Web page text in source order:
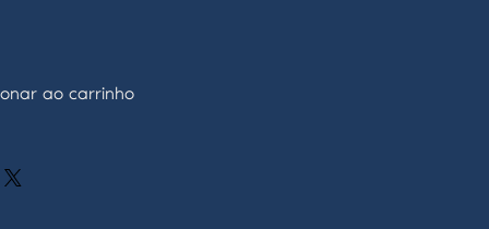
ao carrinho